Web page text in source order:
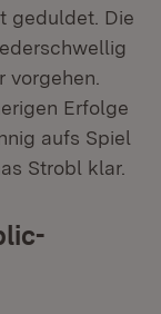
geduldet. Die
Erfolge
aufs Spiel
Strobl klar.